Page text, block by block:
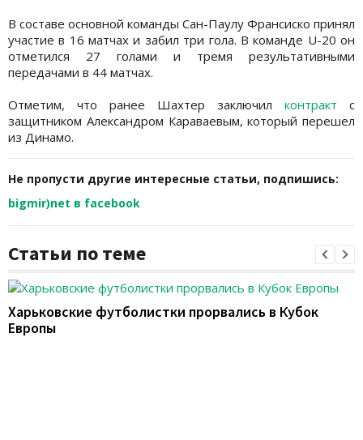
В составе основной команды Сан-Паулу Франсиско принял
участие в 16 матчах и забил три гола. В команде U-20 он
отметился 27 голами и тремя результативными
передачами в 44 матчах.
Отметим, что ранее Шахтер заключил контракт с
защитником Александром Караваевым, который перешел
из Динамо.
Не пропусти другие интересные статьи, подпишись:
bigmir)net в facebook
Статьи по теме
Харьковские футболистки прорвались в Кубок
Европы